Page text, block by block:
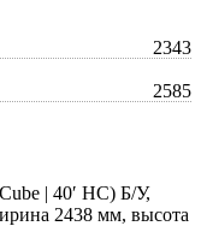
2343
2585
| 40′ HC) Б/У,
2438 мм, высота